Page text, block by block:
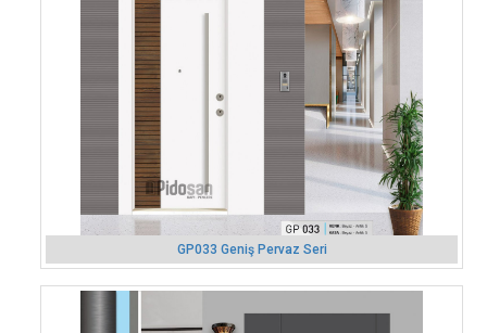
GP033 Geniş Pervaz Seri